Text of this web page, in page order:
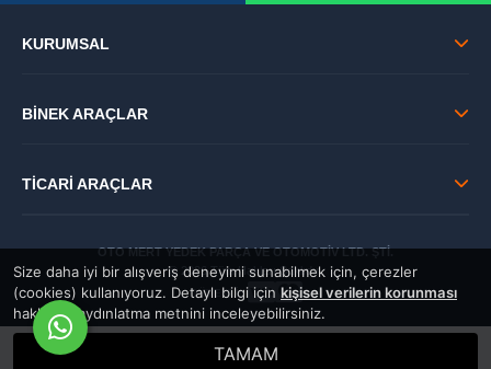
Size daha iyi bir alışveriş deneyimi sunabilmek için, çerezler
(cookies) kullanıyoruz. Detaylı bilgi için kişisel verilerin korunması
hakkında aydınlatma metnini inceleyebilirsiniz.
TAMAM
KURUMSAL
BİNEK ARAÇLAR
TİCARİ ARAÇLAR
OTO MERT YEDEK PARÇA VE OTOMOTİV LTD. ŞTİ.
© 2026 Tüm Hakları Saklıdır.
GÜVENLİ: